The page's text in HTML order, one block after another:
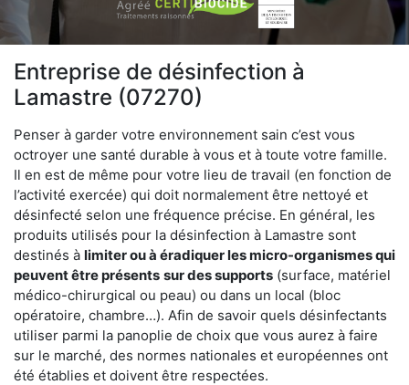
Entreprise de désinfection à
Lamastre (07270)
Penser à garder votre environnement sain c’est vous
octroyer une santé durable à vous et à toute votre famille.
Il en est de même pour votre lieu de travail (en fonction de
l’activité exercée) qui doit normalement être nettoyé et
désinfecté selon une fréquence précise. En général, les
produits utilisés pour la désinfection à Lamastre sont
destinés à limiter ou à éradiquer les micro-organismes qui
peuvent être présents sur des supports (surface, matériel
médico-chirurgical ou peau) ou dans un local (bloc
opératoire, chambre…). Afin de savoir quels désinfectants
utiliser parmi la panoplie de choix que vous aurez à faire
sur le marché, des normes nationales et européennes ont
été établies et doivent être respectées.